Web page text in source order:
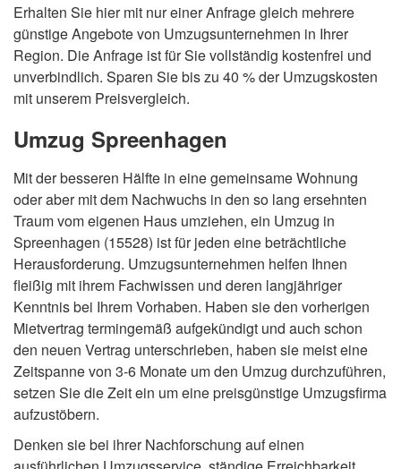
Erhalten Sie hier mit nur einer Anfrage gleich mehrere
günstige Angebote von Umzugsunternehmen in Ihrer
Region. Die Anfrage ist für Sie vollständig kostenfrei und
unverbindlich. Sparen Sie bis zu 40 % der Umzugskosten
mit unserem Preisvergleich.
Umzug Spreenhagen
Mit der besseren Hälfte in eine gemeinsame Wohnung
oder aber mit dem Nachwuchs in den so lang ersehnten
Traum vom eigenen Haus umziehen, ein Umzug in
Spreenhagen (15528) ist für jeden eine beträchtliche
Herausforderung. Umzugsunternehmen helfen Ihnen
fleißig mit ihrem Fachwissen und deren langjähriger
Kenntnis bei Ihrem Vorhaben. Haben sie den vorherigen
Mietvertrag termingemäß aufgekündigt und auch schon
den neuen Vertrag unterschrieben, haben sie meist eine
Zeitspanne von 3-6 Monate um den Umzug durchzuführen,
setzen Sie die Zeit ein um eine preisgünstige Umzugsfirma
aufzustöbern.
Denken sie bei ihrer Nachforschung auf einen